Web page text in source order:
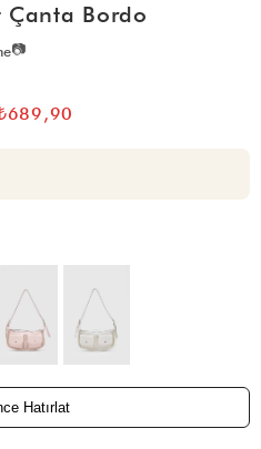
Bordo
📷
Hatırlat